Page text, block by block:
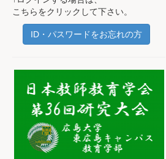
こちらをクリックして下さい。
ID・パスワードをお忘れの方